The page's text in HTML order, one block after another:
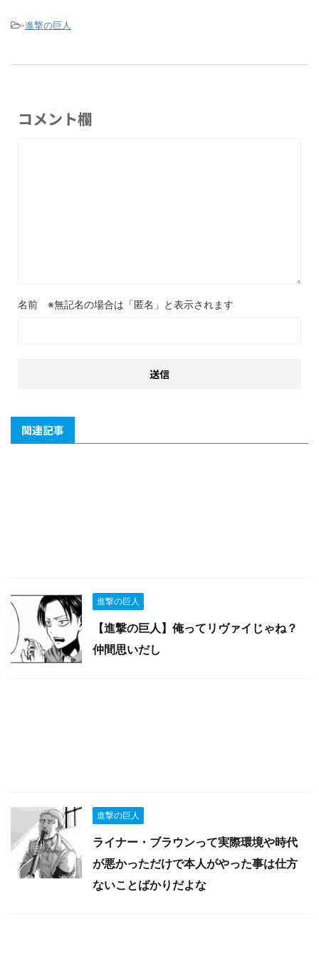
-進撃の巨人
コメント欄
名前
関連記事
進撃の巨人
【進撃の巨人】俺ってリヴァイじゃね？
仲間思いだし
進撃の巨人
ライナー・ブラウンって実際環境や時代
が悪かっただけで本人がやった事は仕方
ないことばかりだよな